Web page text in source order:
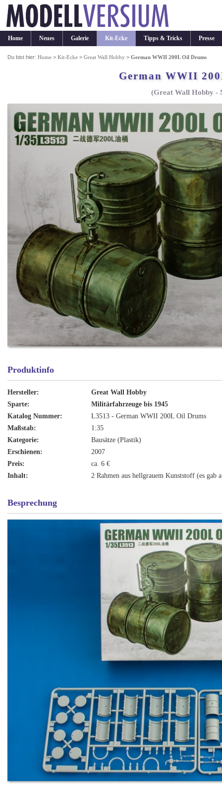
Home Neues Galerie Kit-Ecke Tipps & Tricks Presse
Du bist hier:Home >Kit-Ecke >Great Wall Hobby >German WWII 200L Oil Drums
German WWII
(Great Wall Hobby -
Produktinfo
Hersteller:
Great Wall Hobby
Sparte:
Militärfahrzeuge bis 1945
Katalog Nummer:
L3513 - German WWII 200L Oil Drums
Maßstab:
1:35
Kategorie:
Bausätze (Plastik)
Erschienen:
2007
Preis:
ca. 6 €
Inhalt:
2 Rahmen aus hellgrauem Kunststoff (es gab
Besprechung